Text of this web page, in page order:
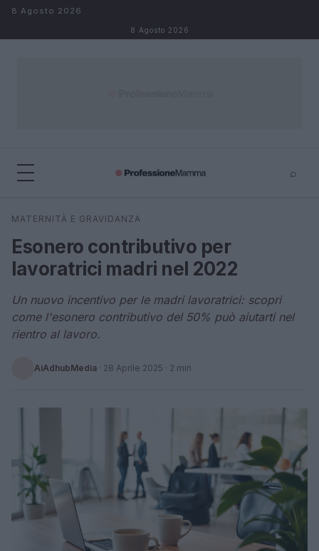
Salta al contenuto
8 Agosto 2026
8 Agosto 2026
⌕
Cerca
MATERNITÀ E GRAVIDANZA
Esonero contributivo per
lavoratrici madri nel 2022
Un nuovo incentivo per le madri lavoratrici: scopri
come l'esonero contributivo del 50% può aiutarti nel
rientro al lavoro.
AiAdhubMedia · 28 Aprile 2025 · 2 min